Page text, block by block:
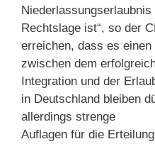
Rechtslage ist“, so der
erreichen, dass es einen
zwischen dem
Integration und der
in Deutschland bleiben
allerdings strenge
Auflagen für die